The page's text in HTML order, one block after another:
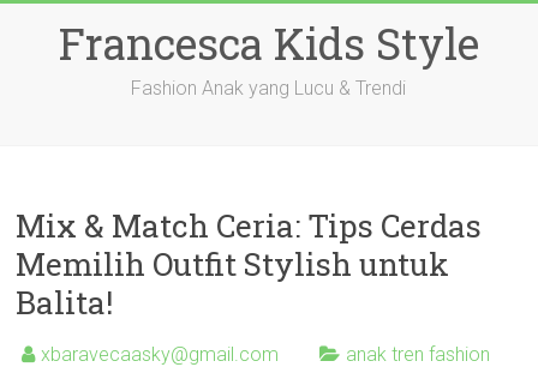
contentFrancesca Kids Style
Fashion Anak yang Lucu & Trendi
Mix & Match Ceria: Tips Cerdas
Memilih Outfit Stylish untuk
Balita!
xbaravecaasky@gmail.com anak tren fashion